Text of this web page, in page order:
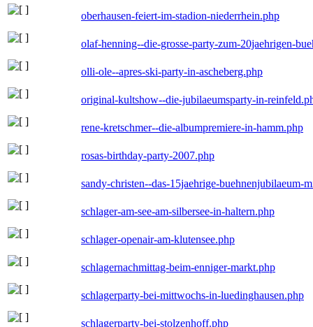
oberhausen-feiert-im-stadion-niederrhein.php
olaf-henning--die-grosse-party-zum-20jaehrigen-
olli-ole--apres-ski-party-in-ascheberg.php
original-kultshow--die-jubilaeumsparty-in-
rene-kretschmer--die-albumpremiere-in-hamm.php
rosas-birthday-party-2007.php
sandy-christen--das-15jaehrige-buehnenjubilaeum-
schlager-am-see-am-silbersee-in-haltern.php
schlager-openair-am-klutensee.php
schlagernachmittag-beim-enniger-markt.php
schlagerparty-bei-mittwochs-in-luedinghausen.php
schlagerparty-bei-stolzenhoff.php